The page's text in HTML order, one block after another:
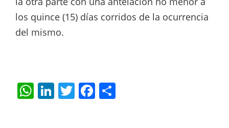
los quince (15) días corridos de la ocurrencia
del mismo.
W
h
Li
n
T
w
F
a